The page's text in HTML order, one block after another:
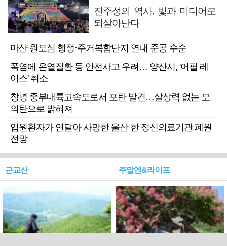
진주성의 역사, 빛과 미디어로
되살아난다
마산 원도심 행정·주거복합단지 연내 준공 수순
폭염에 온열질환 등 안전사고 우려… 양산시, '어필 레
이스' 취소
창녕 중부내륙고속도로서 포탄 발견…살상력 없는 모
의탄으로 밝혀져
입원환자가 연달아 사망한 울산 한 정신의료기관 폐원
전망
근교산 주말엔&라이프